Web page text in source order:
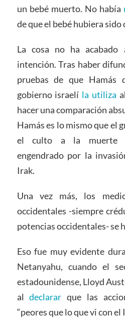
un bebé muerto. No había
de que el bebé hubiera sido
La cosa no ha
intención. Tras haber
pruebas de que Hamás
gobierno israelí la utiliza
hacer una comparación
Hamás es lo mismo que el
el culto a la muerte
engendrado por la
Irak.
Una vez más, los
occidentales -siempre
potencias occidentales- se
Eso fue muy evidente
Netanyahu, cuando el
estadounidense, Lloyd
aldeclarar que las
“peores que lo que vi con el